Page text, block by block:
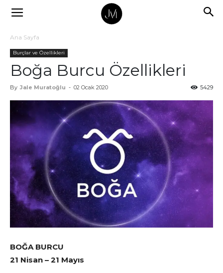
Ana Sayfa
Burçlar ve Özellikleri
Boğa Burcu Özellikleri
By Jale Muratoğlu - 02 Ocak 2020 5429
BOĞA BURCU
21 Nisan – 21 Mayıs